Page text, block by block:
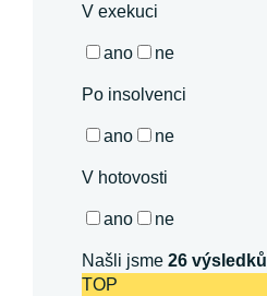
V exekuci
ano ne
Po insolvenci
ano ne
V hotovosti
ano ne
Našli jsme26 výsledků
TOP